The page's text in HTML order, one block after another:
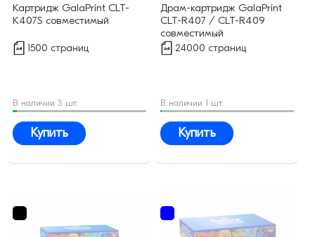
Картридж GalaPrint CLT-
K407S совместимый
1500 страниц
В наличии 3 шт.
Купить
Драм-картридж GalaPrint
CLT-R407 / CLT-R409
совместимый
24000 страниц
В наличии 1 шт.
Купить